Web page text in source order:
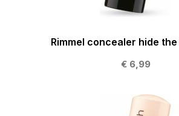
Rimmel concealer hide the
€ 6,99